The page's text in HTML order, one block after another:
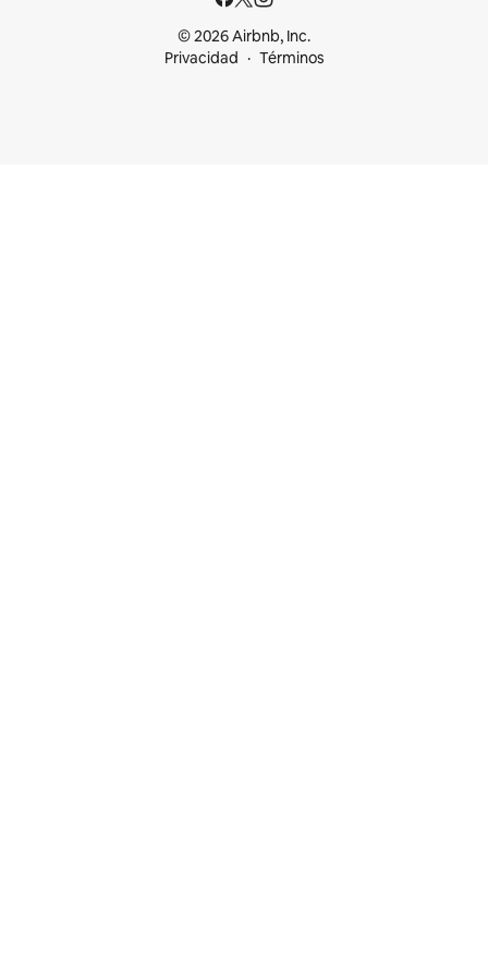
© 2026 Airbnb, Inc.
Privacidad
Términos